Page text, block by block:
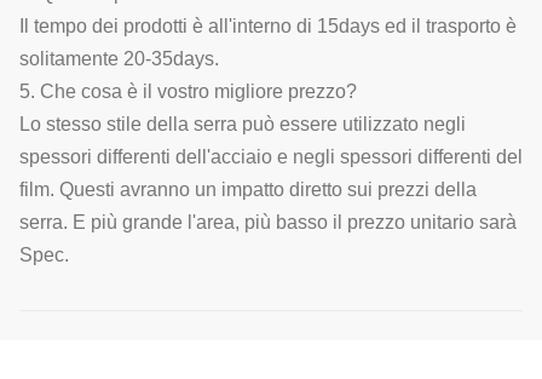
Il tempo dei prodotti è all'interno di 15days ed il trasporto è
solitamente 20-35days.
5. Che cosa è il vostro migliore prezzo?
Lo stesso stile della serra può essere utilizzato negli
spessori differenti dell'acciaio e negli spessori differenti del
film. Questi avranno un impatto diretto sui prezzi della
serra. E più grande l'area, più basso il prezzo unitario sarà
Spec.